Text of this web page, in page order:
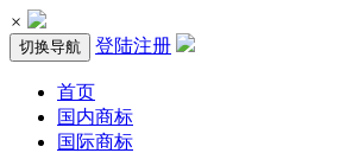
×
切换导航 登陆注册
首页
国内商标
国际商标